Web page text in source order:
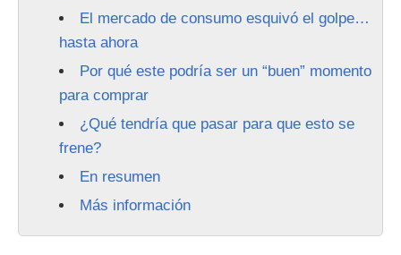
El mercado de consumo esquivó el golpe…
hasta ahora
Por qué este podría ser un “buen” momento
para comprar
¿Qué tendría que pasar para que esto se
frene?
En resumen
Más información